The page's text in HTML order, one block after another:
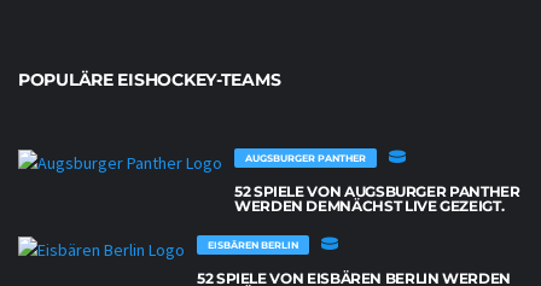
POPULÄRE EISHOCKEY-TEAMS
AUGSBURGER PANTHER
52 SPIELE VON AUGSBURGER PANTHER
WERDEN DEMNÄCHST LIVE GEZEIGT.
EISBÄREN BERLIN
52 SPIELE VON EISBÄREN BERLIN WERDEN